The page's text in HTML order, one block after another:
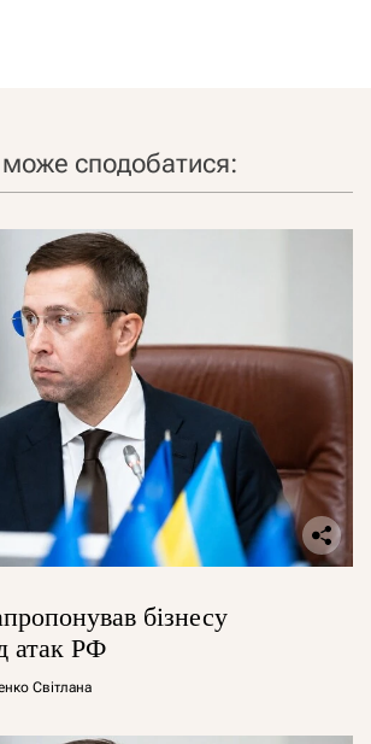
сподобатися:
бізнесу
атак РФ
Світлана